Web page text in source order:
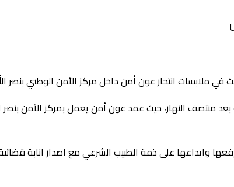
في ملابسات انتحار عون أمن داخل مركز الأمن الوطني بنصر
منتصف النهار، حيث عمد عون أمن يعمل بمركز الأمن
وايداعها على ذمة الطبيب الشرعي مع اصدار انابة قضائية